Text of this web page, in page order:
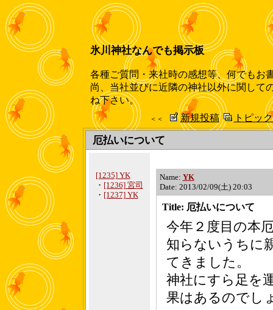
氷川神社なんでも掲示板
各種ご質問・来社時の感想等、何でもお
尚、当社並びに近隣の神社以外に関して
ね下さい。
＜＜ 新規投稿 トピッ
厄払いについて
[1235] YK
・ [1236] 宮司
・ [1237] YK
Name: YK
Date: 2013/02/09(土) 20:03
Title: 厄払いについて
今年２度目の本
知らないうちに
てきました。
神社にすら足を
果はあるのでし